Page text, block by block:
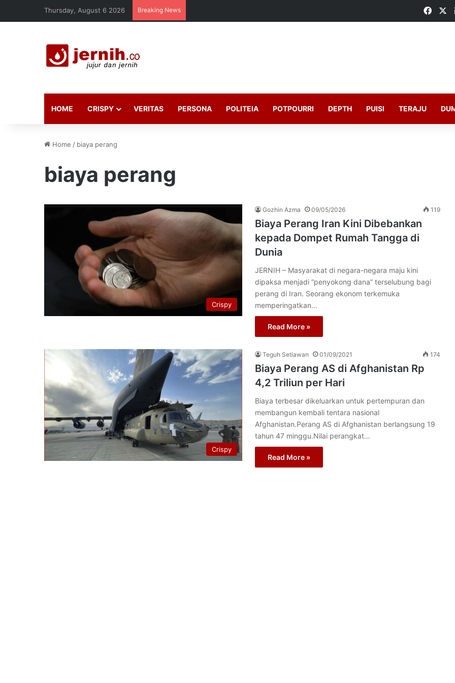
Thursday, August 6 2026 Breaking News
HOME CRISPY VERITAS PERSONA POLITEIA POTPOURRI DEPTH PUISI TERAJU
Home / biaya perang
biaya perang
Crispy
Gozhin Azma 09/05/2026 119
Biaya Perang Iran Kini Dibebankan
kepada Dompet Rumah Tangga di
Dunia
JERNIH – Masyarakat di negara-negara maju kini
dipaksa menjadi “penyokong dana” terselubung bagi
perang di Iran. Seorang ekonom terkemuka
memperingatkan…
Read More »
Crispy
Teguh Setiawan 01/09/2021 174
Biaya Perang AS di Afghanistan Rp
4,2 Triliun per Hari
Biaya terbesar dikeluarkan untuk pertempuran dan
membangun kembali tentara nasional
Afghanistan.Perang AS di Afghanistan berlangsung 19
tahun 47 minggu.Nilai perangkat…
Read More »